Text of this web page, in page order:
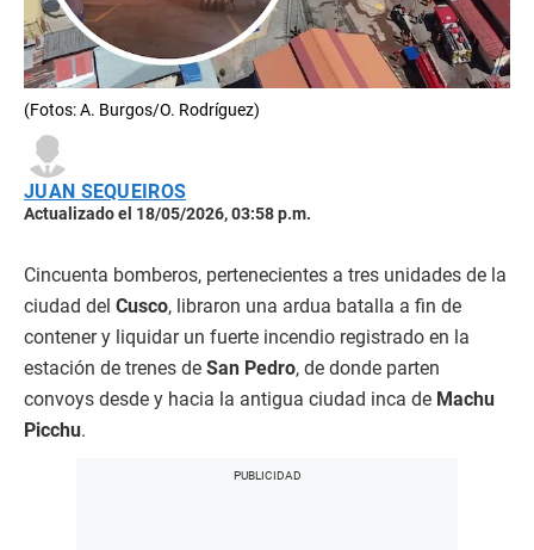
(Fotos: A. Burgos/O. Rodríguez)
JUAN SEQUEIROS
Actualizado el 18/05/2026, 03:58 p.m.
Cincuenta bomberos, pertenecientes a tres unidades de la
ciudad del Cusco, libraron una ardua batalla a fin de
contener y liquidar un fuerte incendio registrado en la
estación de trenes de San Pedro, de donde parten
convoys desde y hacia la antigua ciudad inca de Machu
Picchu.